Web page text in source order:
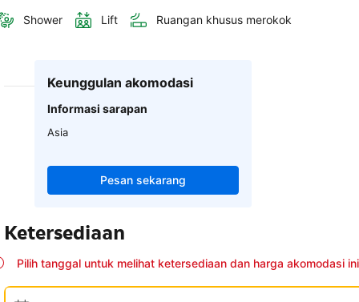
Shower Lift Ruangan khusus merokok
Keunggulan akomodasi
Informasi sarapan
Asia
Pesan sekarang
Ketersediaan
Pilih tanggal untuk melihat ketersediaan dan harga akomodasi ini